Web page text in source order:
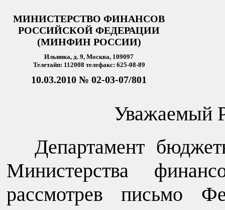
МИНИСТЕРСТВО ФИНАНСОВ
РОССИЙСКОЙ ФЕДЕРАЦИИ
(МИНФИН РОССИИ)
Ильинка, д. 9, Москва, 109097
Телетайп: 112008 телефакс: 625-08-89
10.03.2010 № 02-03-07/801
Уважаемый
Департамент
Министерства
рассмотрев письмо